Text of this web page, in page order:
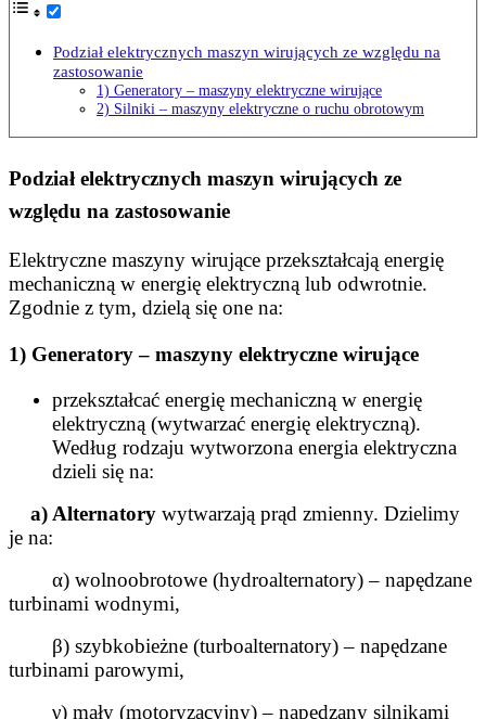
Podział elektrycznych maszyn wirujących ze względu na
zastosowanie
1) Generatory – maszyny elektryczne wirujące
2) Silniki – maszyny elektryczne o ruchu obrotowym
Podział elektrycznych maszyn wirujących ze
względu na zastosowanie
Elektryczne maszyny wirujące przekształcają energię
mechaniczną w energię elektryczną lub odwrotnie.
Zgodnie z tym, dzielą się one na:
1) Generatory – maszyny elektryczne wirujące
przekształcać energię mechaniczną w energię
elektryczną (wytwarzać energię elektryczną).
Według rodzaju wytworzona energia elektryczna
dzieli się na:
a) Alternatory wytwarzają prąd zmienny. Dzielimy
je na:
α) wolnoobrotowe (hydroalternatory) – napędzane
turbinami wodnymi,
β) szybkobieżne (turboalternatory) – napędzane
turbinami parowymi,
γ) mały (motoryzacyjny) – napędzany silnikami